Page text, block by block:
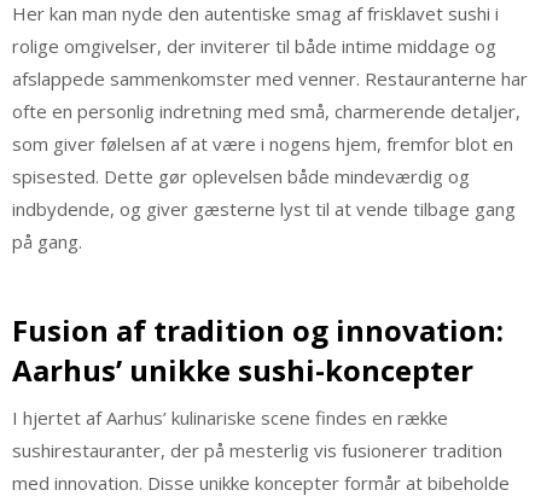
Her kan man nyde den autentiske smag af frisklavet sushi i
rolige omgivelser, der inviterer til både intime middage og
afslappede sammenkomster med venner. Restauranterne har
ofte en personlig indretning med små, charmerende detaljer,
som giver følelsen af at være i nogens hjem, fremfor blot en
spisested. Dette gør oplevelsen både mindeværdig og
indbydende, og giver gæsterne lyst til at vende tilbage gang
på gang.
Fusion af tradition og innovation:
Aarhus’ unikke sushi-koncepter
I hjertet af Aarhus’ kulinariske scene findes en række
sushirestauranter, der på mesterlig vis fusionerer tradition
med innovation. Disse unikke koncepter formår at bibeholde